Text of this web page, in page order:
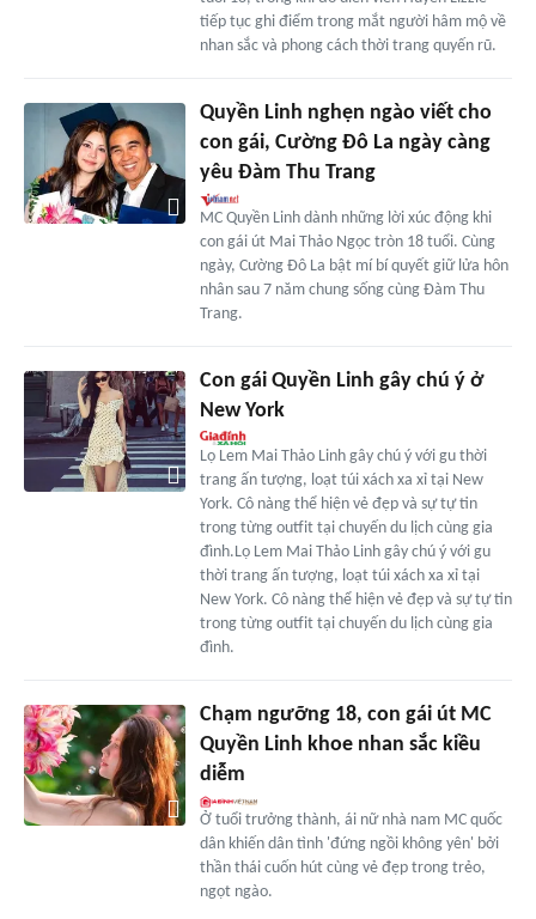
tiếp tục ghi điểm trong mắt người hâm mộ về
nhan sắc và phong cách thời trang quyến rũ.
Quyền Linh nghẹn ngào viết cho
con gái, Cường Đô La ngày càng
yêu Đàm Thu Trang
MC Quyền Linh dành những lời xúc động khi
con gái út Mai Thảo Ngọc tròn 18 tuổi. Cùng
ngày, Cường Đô La bật mí bí quyết giữ lửa hôn
nhân sau 7 năm chung sống cùng Đàm Thu
Trang.
Con gái Quyền Linh gây chú ý ở
New York
Lọ Lem Mai Thảo Linh gây chú ý với gu thời
trang ấn tượng, loạt túi xách xa xỉ tại New
York. Cô nàng thể hiện vẻ đẹp và sự tự tin
trong từng outfit tại chuyến du lịch cùng gia
đình.Lọ Lem Mai Thảo Linh gây chú ý với gu
thời trang ấn tượng, loạt túi xách xa xỉ tại
New York. Cô nàng thể hiện vẻ đẹp và sự tự tin
trong từng outfit tại chuyến du lịch cùng gia
đình.
Chạm ngưỡng 18, con gái út MC
Quyền Linh khoe nhan sắc kiều
diễm
Ở tuổi trưởng thành, ái nữ nhà nam MC quốc
dân khiến dân tình 'đứng ngồi không yên' bởi
thần thái cuốn hút cùng vẻ đẹp trong trẻo,
ngọt ngào.